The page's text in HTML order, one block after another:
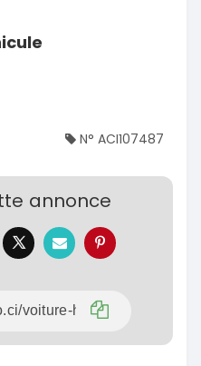
N° ACI107487
annonce